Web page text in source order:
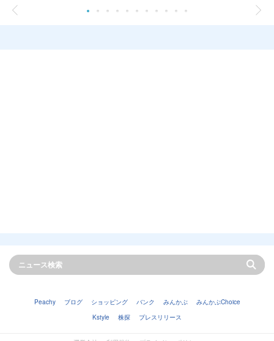
Peachy ブログ ショッピング バンク みんかぶ
みんかぶChoice
Kstyle
株探 プレスリリース